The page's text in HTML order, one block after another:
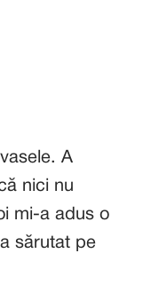
A
nici nu
mi-a adus o
sărutat pe